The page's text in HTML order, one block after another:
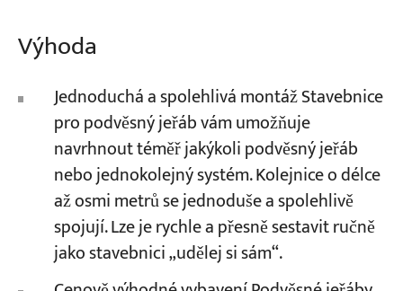
Výhoda
Jednoduchá a spolehlivá montáž Stavebnice
pro podvěsný jeřáb vám umožňuje
navrhnout téměř jakýkoli podvěsný jeřáb
nebo jednokolejný systém. Kolejnice o délce
až osmi metrů se jednoduše a spolehlivě
spojují. Lze je rychle a přesně sestavit ručně
jako stavebnici „udělej si sám“.